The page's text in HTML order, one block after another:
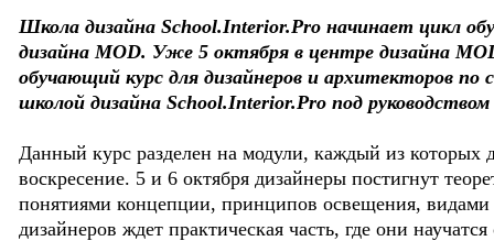
Школа дизайна School.Interior.Pro начинает цикл
дизайна MOD. Уже 5 октября в центре дизайна
обучающий курс для дизайнеров и архитекторов по
школой дизайна School.Interior.Pro под
Данный курс разделен на модули, каждый из которых
воскресение. 5 и 6 октября дизайнеры постигнут
понятиями концепции, принципов освещения,
дизайнеров ждет практическая часть, где они